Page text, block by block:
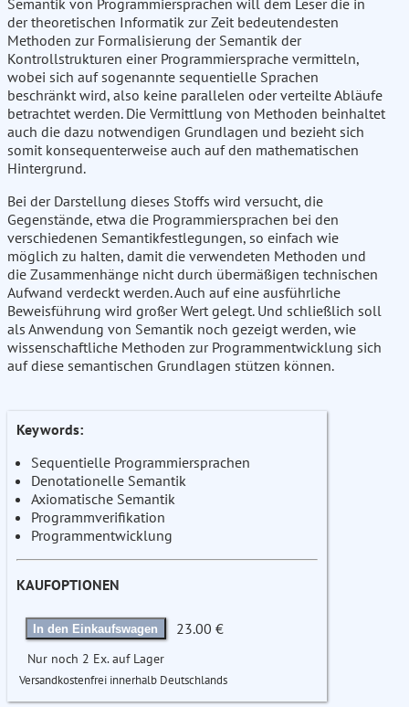
Semantik von Programmiersprachen will dem Leser die in
der theoretischen Informatik zur Zeit bedeutendesten
Methoden zur Formalisierung der Semantik der
Kontrollstrukturen einer Programmiersprache vermitteln,
wobei sich auf sogenannte sequentielle Sprachen
beschränkt wird, also keine parallelen oder verteilte Abläufe
betrachtet werden. Die Vermittlung von Methoden beinhaltet
auch die dazu notwendigen Grundlagen und bezieht sich
somit konsequenterweise auch auf den mathematischen
Hintergrund.
Bei der Darstellung dieses Stoffs wird versucht, die
Gegenstände, etwa die Programmiersprachen bei den
verschiedenen Semantikfestlegungen, so einfach wie
möglich zu halten, damit die verwendeten Methoden und
die Zusammenhänge nicht durch übermäßigen technischen
Aufwand verdeckt werden. Auch auf eine ausführliche
Beweisführung wird großer Wert gelegt. Und schließlich soll
als Anwendung von Semantik noch gezeigt werden, wie
wissenschaftliche Methoden zur Programmentwicklung sich
auf diese semantischen Grundlagen stützen können.
Keywords:
Sequentielle Programmiersprachen
Denotationelle Semantik
Axiomatische Semantik
Programmverifikation
Programmentwicklung
KAUFOPTIONEN
In den Einkaufswagen 23.00 €
Nur noch 2 Ex. auf Lager
Versandkostenfrei innerhalb Deutschlands